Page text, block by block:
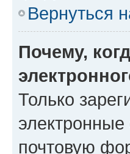
Вернуться
Почему,
Только
почтовую